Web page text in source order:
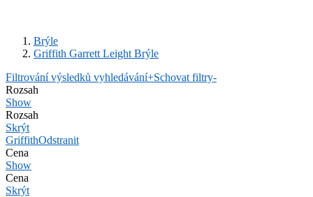
Brýle
Griffith Garrett Leight Brýle
Filtrování výsledků vyhledávání+Schovat filtry-
Rozsah
Show
Rozsah
Skrýt
GriffithOdstranit
Cena
Show
Cena
Skrýt